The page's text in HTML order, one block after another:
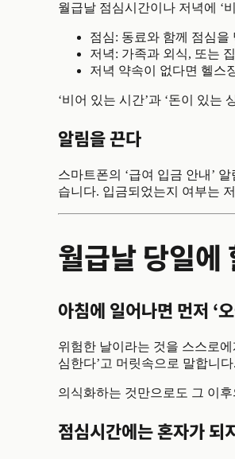
월급날 점심시간이나 저녁에 ‘
점심: 동료와 함께 점심
저녁: 가족과 외식, 또는
저녁 약속이 없다면 헬스
‘비어 있는 시간’과 ‘돈이 있는
알림을 끈다
스마트폰의 ‘급여 입금 안내’
습니다. 입금되었는지 여부는
월급날 당일에
아침에 일어나면 먼저 ‘
위험한 날이라는 것을 스스로
심한다’고 머릿속으로 말합니
의식화하는 것만으로도 그 이
점심시간에는 혼자가 되